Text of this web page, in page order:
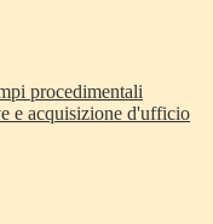
procedimentali
e acquisizione d'ufficio